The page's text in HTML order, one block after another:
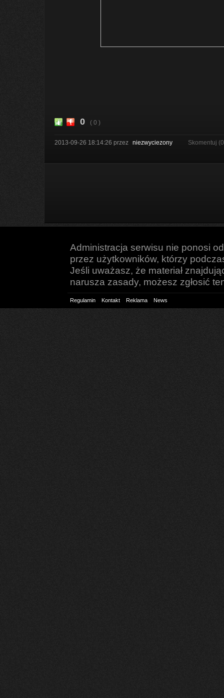
0 ( 0 )
2013-09-26 18:14:26 przez niezwyciezony Skomentuj
Administracja serwisu nie ponosi
przez użytkowników, którzy
Jeśli uważasz, że materiał
narusza zasady, możesz zgłosić
Regulamin Kontakt Reklama News